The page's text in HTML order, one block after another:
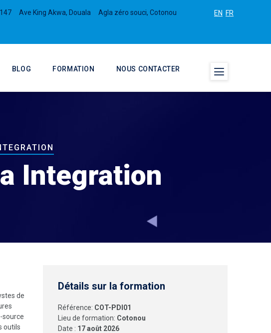
Ave King Akwa, Douala Agla zéro souci, Cotonou EN FR
BLOG FORMATION NOUS CONTACTER
Integration
de
source
outils
Détails sur la formation
Référence: COT-PDI01
Lieu de formation: Cotonou
Date : 17 août 2026